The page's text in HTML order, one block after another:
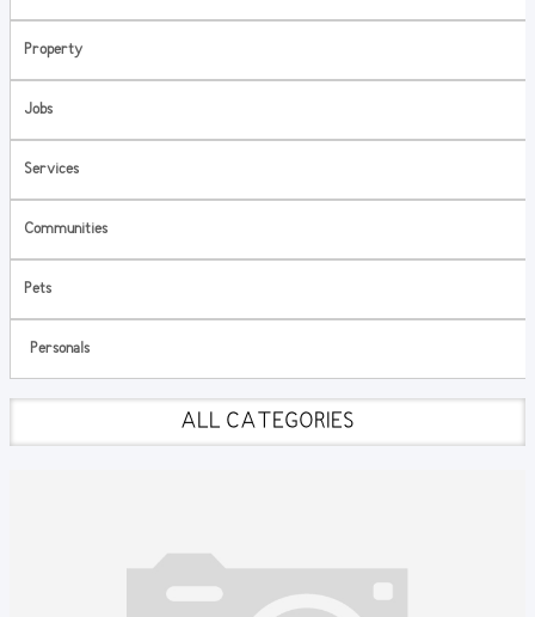
Property
Jobs
Services
Communities
Pets
Personals
ALL CATEGORIES